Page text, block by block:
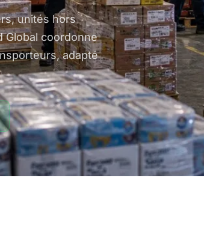
unités hors
Global coordonne
adapté